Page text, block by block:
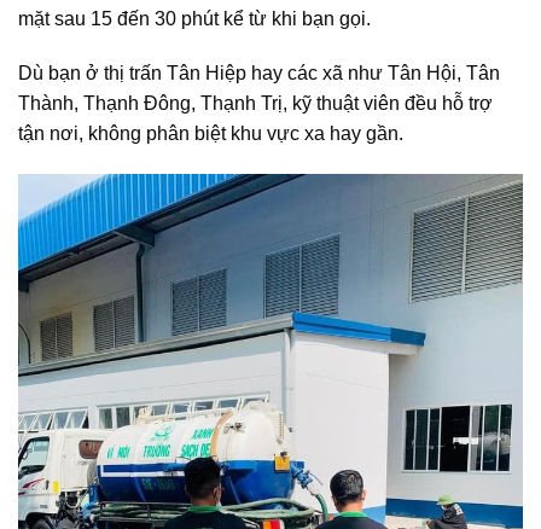
mặt sau 15 đến 30 phút kể từ khi bạn gọi.
Dù bạn ở thị trấn Tân Hiệp hay các xã như Tân Hội, Tân
Thành, Thạnh Đông, Thạnh Trị, kỹ thuật viên đều hỗ trợ
tận nơi, không phân biệt khu vực xa hay gần.